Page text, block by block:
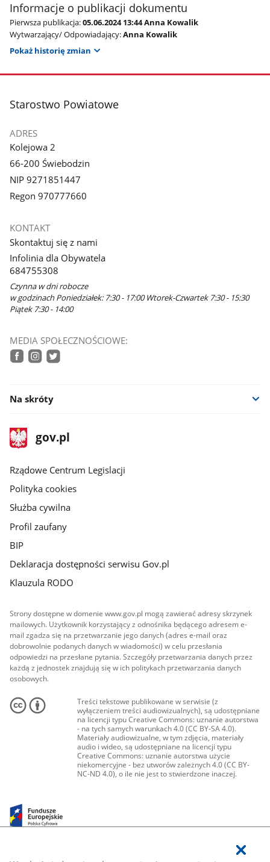
Informacje o publikacji dokumentu
Pierwsza publikacja:05.06.2024 13:44 Anna Kowalik
Wytwarzający/ Odpowiadający:Anna Kowalik
Pokaż historię zmian
stopka
Starostwo Powiatowe
ADRES
Kolejowa 2
66-200 Świebodzin
NIP 9271851447
Regon 970777660
KONTAKT
Skontaktuj się z nami
Infolinia dla Obywatela
684755308
Czynna w dni robocze
w godzinach Poniedziałek: 7:30 - 17:00 Wtorek-Czwartek 7:30 - 15:30
Piątek 7:30 - 14:00
MEDIA SPOŁECZNOŚCIOWE:
Na skróty
stopka
gov.plStrona
gov.pl
Rządowe Centrum Legislacji
Polityka cookies
Służba cywilna
Profil zaufany
BIP
Deklaracja dostępności serwisu Gov.pl
Klauzula RODO
Strony dostępne w domenie www.gov.pl mogą zawierać adresy skrzynek
mailowych. Użytkownik korzystający z odnośnika będącego adresem e-
mail zgadza się na przetwarzanie jego danych (adres e-mail oraz
dobrowolnie podanych danych w wiadomości) w celu przesłania
odpowiedzi na przesłane pytania. Szczegóły przetwarzania danych przez
każdą z jednostek znajdują się w ich politykach przetwarzania danych
osobowych.
Treści tekstowe publikowane w serwisie (z
wyłączeniem treści audiowizualnych), są udostępniane
na licencji typu Creative Commons: uznanie autorstwa
- na tych samych warunkach 4.0 (CC BY-SA 4.0).
Materiały audiowizualne, w tym zdjęcia, materiały
audio i wideo, są udostępniane na licencji typu
Creative Commons: uznanie autorstwa użycie
niekomercyjne - bez utworów zależnych 4.0 (CC BY-
NC-ND 4.0), o ile nie jest to stwierdzone inaczej.